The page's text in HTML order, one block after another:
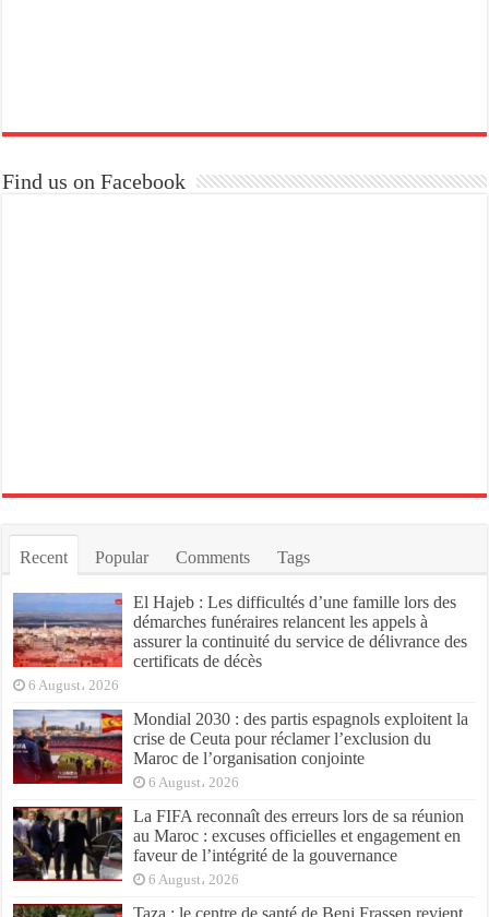
Find us on Facebook
Recent Popular Comments Tags
El Hajeb : Les difficultés d’une famille lors des
démarches funéraires relancent les appels à
assurer la continuité du service de délivrance des
certificats de décès
6 August، 2026
Mondial 2030 : des partis espagnols exploitent la
crise de Ceuta pour réclamer l’exclusion du
Maroc de l’organisation conjointe
6 August، 2026
La FIFA reconnaît des erreurs lors de sa réunion
au Maroc : excuses officielles et engagement en
faveur de l’intégrité de la gouvernance
6 August، 2026
Taza : le centre de santé de Beni Frassen revient